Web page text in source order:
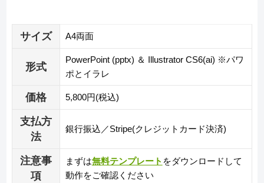
サイズ A4両面
形式
PowerPoint (pptx) ＆ Illustrator CS6(ai) ※パワ
ポとイラレ
価格 5,800円(税込)
支払方
法
銀行振込／Stripe(クレジットカード決済)
注意事
項
まずは無料テンプレート をダウンロードして
動作をご確認ください